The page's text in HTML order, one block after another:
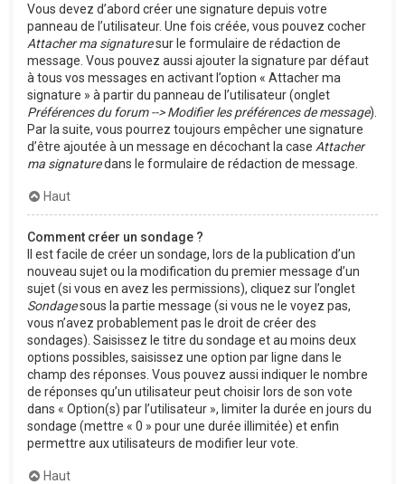
Vous devez d’abord créer une signature depuis votre
panneau de l’utilisateur. Une fois créée, vous pouvez cocher
Attacher ma signaturesur le formulaire de rédaction de
message. Vous pouvez aussi ajouter la signature par défaut
à tous vos messages en activant l’option « Attacher ma
signature » à partir du panneau de l’utilisateur (onglet
Préférences du forum --> Modifier les préférences de message).
Par la suite, vous pourrez toujours empêcher une signature
d’être ajoutée à un message en décochant la case Attacher
ma signaturedans le formulaire de rédaction de message.
Haut
Comment créer un sondage ?
Il est facile de créer un sondage, lors de la publication d’un
nouveau sujet ou la modification du premier message d’un
sujet (si vous en avez les permissions), cliquez sur l’onglet
Sondagesous la partie message (si vous ne le voyez pas,
vous n’avez probablement pas le droit de créer des
sondages). Saisissez le titre du sondage et au moins deux
options possibles, saisissez une option par ligne dans le
champ des réponses. Vous pouvez aussi indiquer le nombre
de réponses qu’un utilisateur peut choisir lors de son vote
dans « Option(s) par l’utilisateur », limiter la durée en jours du
sondage (mettre « 0 » pour une durée illimitée) et enfin
permettre aux utilisateurs de modifier leur vote.
Haut